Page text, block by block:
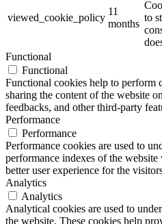
viewed_cookie_policy
11
months
to
Functional
Functional
Functional cookies help to perform
sharing the content of the website
feedbacks, and other third-party
Performance
Performance
Performance cookies are used to
performance indexes of the
better user experience for the
Analytics
Analytics
Analytical cookies are used to
the website. These cookies help